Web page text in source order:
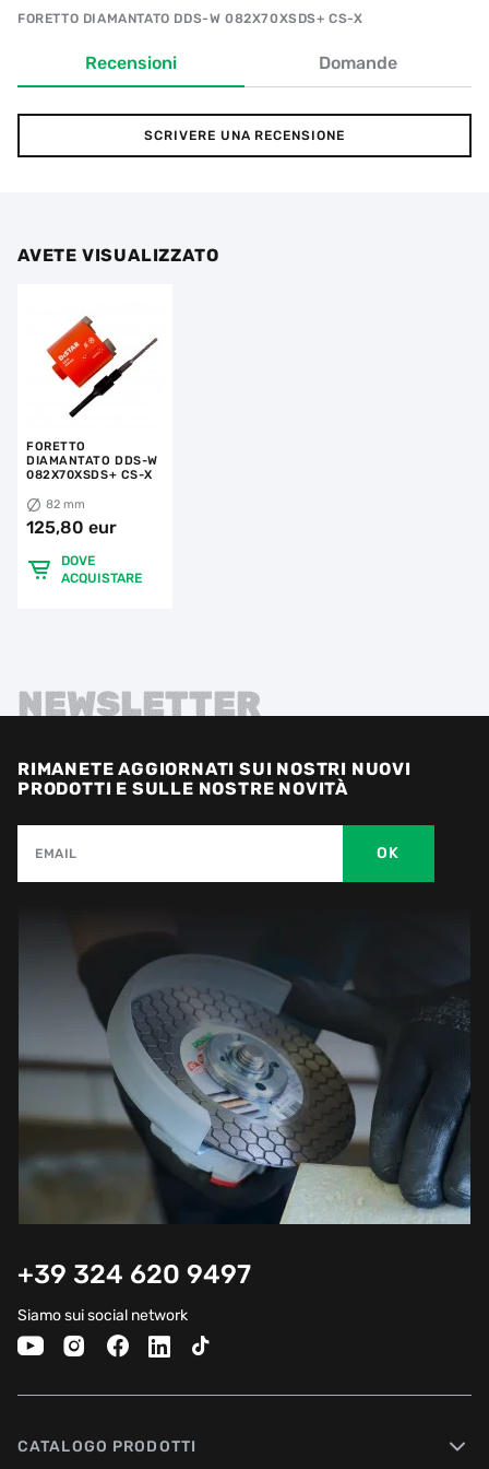
FORETTO DIAMANTATO DDS-W 082X70XSDS+ CS-X
Recensioni Domande
SCRIVERE UNA RECENSIONE
AVETE VISUALIZZATO
FORETTO
DIAMANTATO DDS-W
082X70XSDS+ CS-X
82 mm
125,80 eur
DOVE
ACQUISTARE
NEWSLETTER
RIMANETE AGGIORNATI SUI NOSTRI NUOVI
PRODOTTI E SULLE NOSTRE NOVITÀ
EMAIL OK
+39 324 620 9497
Siamo sui social network
CATALOGO PRODOTTI